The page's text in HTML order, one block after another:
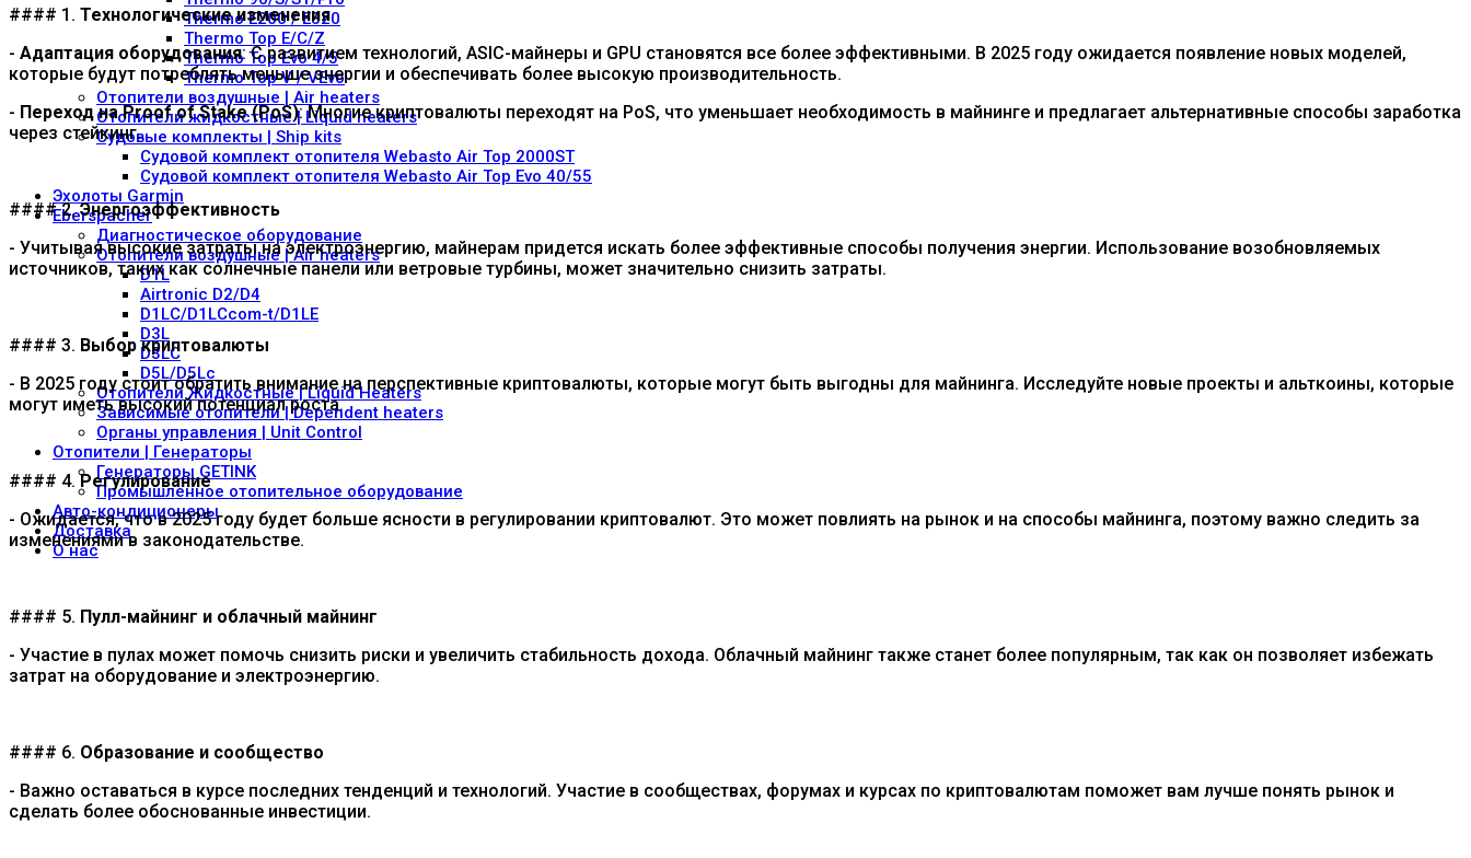
Thermo E200 / E320
Thermo Top E/C/Z
Thermo Top Evo 4/5
Thermo Top V / VEvo
Отопители воздушные | Air heaters
Отопители жидкостные | Liquid heaters
Судовые комплекты | Ship kits
Судовой комплект отопителя Webasto Air Top 2000ST
Судовой комплект отопителя Webasto Air Top Evo 40/55
Эхолоты Garmin
Eberspacher
Диагностическое оборудование
Отопители воздушные | Air heaters
D1L
Airtronic D2/D4
D1LC/D1LCcom-t/D1LE
D3L
D3LC
D5L/D5Lc
Отопители Жидкостные | Liquid Heaters
Зависимые отопители | Dependent heaters
Органы управления | Unit Control
Отопители | Генераторы
Генераторы GETINK
Промышленное отопительное оборудование
Авто-кондиционеры
Доставка
O нас
#### 1. Технологические изменения
- Адаптация оборудования: С развитием технологий, ASIC-майнеры и GPU становятся все более эффективными. В 2025 году ожидается появление новых моделей,
которые будут потреблять меньше энергии и обеспечивать более высокую производительность.
- Переход на Proof of Stake (PoS): Многие криптовалюты переходят на PoS, что уменьшает необходимость в майнинге и предлагает альтернативные способы заработка
через стейкинг.
#### 2.Энергоэффективность
- Учитывая высокие затраты на электроэнергию, майнерам придется искать более эффективные способы получения энергии. Использование возобновляемых
источников, таких как солнечные панели или ветровые турбины, может значительно снизить затраты.
#### 3. Выбор криптовалюты
- В 2025 году стоит обратить внимание на перспективные криптовалюты, которые могут быть выгодны для майнинга. Исследуйте новые проекты и альткоины, которые
могут иметь высокий потенциал роста.
#### 4.Регулирование
- Ожидается, что в 2025 году будет больше ясности в регулировании криптовалют. Это может повлиять на рынок и на способы майнинга, поэтому важно следить за
изменениями в законодательстве.
#### 5. Пулл-майнинг и облачный майнинг
- Участие в пулах может помочь снизить риски и увеличить стабильность дохода. Облачный майнинг также станет более популярным, так как он позволяет избежать
затрат на оборудование и электроэнергию.
#### 6. Образование и сообщество
- Важно оставаться в курсе последних тенденций и технологий. Участие в сообществах, форумах и курсах по криптовалютам поможет вам лучше понять рынок и
сделать более обоснованные инвестиции.